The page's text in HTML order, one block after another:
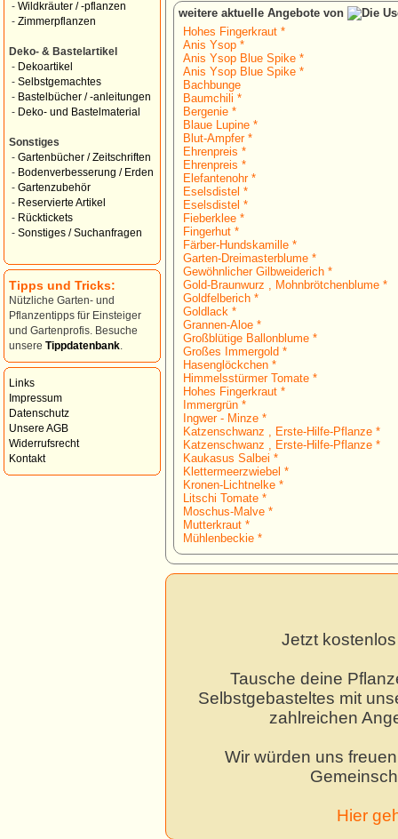
- Wildkräuter / -pflanzen
- Zimmerpflanzen
Deko- & Bastelartikel
- Dekoartikel
- Selbstgemachtes
- Bastelbücher / -anleitungen
- Deko- und Bastelmaterial
Sonstiges
- Gartenbücher / Zeitschriften
- Bodenverbesserung / Erden
- Gartenzubehör
- Reservierte Artikel
- Rücktickets
- Sonstiges / Suchanfragen
Tipps und Tricks:
Nützliche Garten- und
Pflanzentipps für Einsteiger
und Gartenprofis. Besuche
unsere Tippdatenbank
Links
Impressum
Datenschutz
Unsere AGB
Widerrufsrecht
Kontakt
weitere aktuelle Angebote von
Hohes Fingerkraut *
Anis Ysop *
Anis Ysop Blue Spike *
Anis Ysop Blue Spike *
Bachbunge
Baumchili *
Bergenie *
Blaue Lupine *
Blut-Ampfer *
Ehrenpreis *
Ehrenpreis *
Elefantenohr *
Eselsdistel *
Eselsdistel *
Fieberklee *
Fingerhut *
Färber-Hundskamille *
Garten-Dreimasterblume *
Gewöhnlicher Gilbweiderich *
Gold-Braunwurz , Mohnbrötchenblume *
Goldfelberich *
Goldlack *
Grannen-Aloe *
Großblütige Ballonblume *
Großes Immergold *
Hasenglöckchen *
Himmelsstürmer Tomate *
Hohes Fingerkraut *
Immergrün *
Ingwer - Minze *
Katzenschwanz , Erste-Hilfe-Pflanze *
Katzenschwanz , Erste-Hilfe-Pflanze *
Kaukasus Salbei *
Klettermeerzwiebel *
Kronen-Lichtnelke *
Litschi Tomate *
Moschus-Malve *
Mutterkraut *
Mühlenbeckie *
Jetzt
Tausche deine
Selbstgebasteltes mit
zahlreichen
Wir würden uns
Hier